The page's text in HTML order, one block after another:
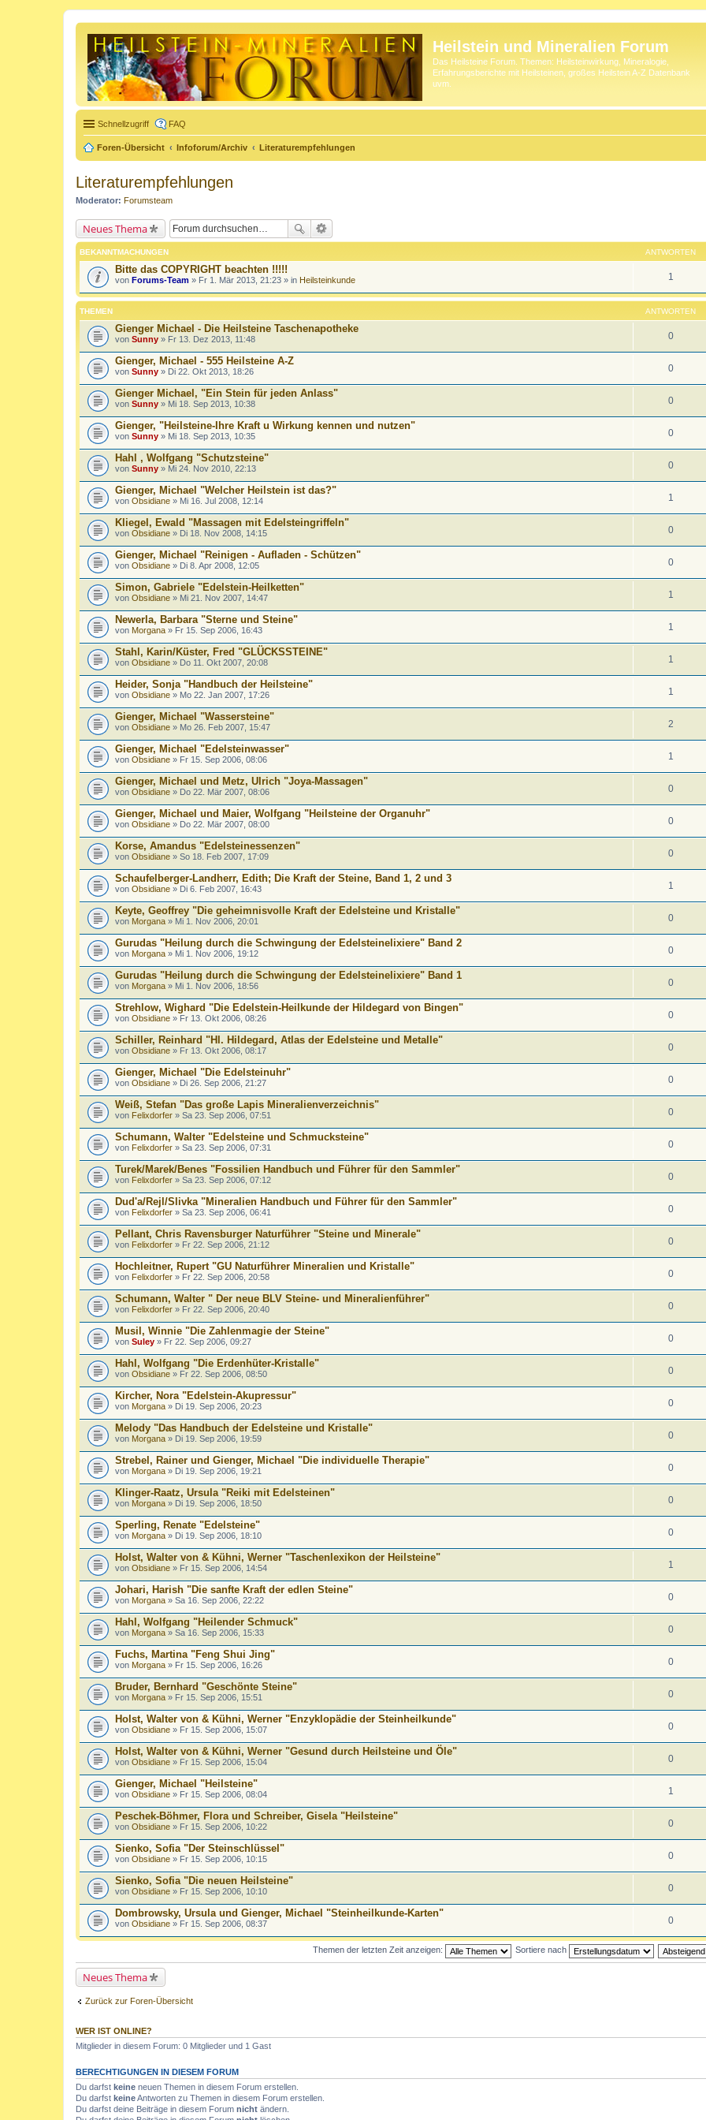
Heilstein und Mineralien Forum
Das Heilsteine Forum. Themen: Heilsteinwirkung, Mineralogie,
Erfahrungsberichte mit Heilsteinen, großes Heilstein A-Z Datenbank
uvm.
Schnellzugriff FAQ
Foren-Übersicht Infoforum/Archiv Literaturempfehlungen
Literaturempfehlungen
Moderator: Forumsteam
Neues Thema
BEKANNTMACHUNGEN ANTWORTEN
Bitte das COPYRIGHT beachten !!!!!
von Forums-Team » Fr 1. Mär 2013, 21:23 » in Heilsteinkunde 1
THEMEN ANTWORTEN
Gienger Michael - Die Heilsteine Taschenapotheke
von Sunny » Fr 13. Dez 2013, 11:48 0
Gienger, Michael - 555 Heilsteine A-Z
von Sunny » Di 22. Okt 2013, 18:26 0
Gienger Michael, "Ein Stein für jeden Anlass"
von Sunny » Mi 18. Sep 2013, 10:38 0
Gienger, "Heilsteine-Ihre Kraft u Wirkung kennen und nutzen"
von Sunny » Mi 18. Sep 2013, 10:35 0
Hahl , Wolfgang "Schutzsteine"
von Sunny » Mi 24. Nov 2010, 22:13 0
Gienger, Michael "Welcher Heilstein ist das?"
von Obsidiane » Mi 16. Jul 2008, 12:14 1
Kliegel, Ewald "Massagen mit Edelsteingriffeln"
von Obsidiane » Di 18. Nov 2008, 14:15 0
Gienger, Michael "Reinigen - Aufladen - Schützen"
von Obsidiane » Di 8. Apr 2008, 12:05 0
Simon, Gabriele "Edelstein-Heilketten"
von Obsidiane » Mi 21. Nov 2007, 14:47 1
Newerla, Barbara "Sterne und Steine"
von Morgana » Fr 15. Sep 2006, 16:43 1
Stahl, Karin/Küster, Fred "GLÜCKSSTEINE"
von Obsidiane » Do 11. Okt 2007, 20:08 1
Heider, Sonja "Handbuch der Heilsteine"
von Obsidiane » Mo 22. Jan 2007, 17:26 1
Gienger, Michael "Wassersteine"
von Obsidiane » Mo 26. Feb 2007, 15:47 2
Gienger, Michael "Edelsteinwasser"
von Obsidiane » Fr 15. Sep 2006, 08:06 1
Gienger, Michael und Metz, Ulrich "Joya-Massagen"
von Obsidiane » Do 22. Mär 2007, 08:06 0
Gienger, Michael und Maier, Wolfgang "Heilsteine der Organuhr"
von Obsidiane » Do 22. Mär 2007, 08:00 0
Korse, Amandus "Edelsteinessenzen"
von Obsidiane » So 18. Feb 2007, 17:09 0
Schaufelberger-Landherr, Edith; Die Kraft der Steine, Band 1, 2 und 3
von Obsidiane » Di 6. Feb 2007, 16:43 1
Keyte, Geoffrey "Die geheimnisvolle Kraft der Edelsteine und Kristalle"
von Morgana » Mi 1. Nov 2006, 20:01 0
Gurudas "Heilung durch die Schwingung der Edelsteinelixiere" Band 2
von Morgana » Mi 1. Nov 2006, 19:12 0
Gurudas "Heilung durch die Schwingung der Edelsteinelixiere" Band 1
von Morgana » Mi 1. Nov 2006, 18:56 0
Strehlow, Wighard "Die Edelstein-Heilkunde der Hildegard von Bingen"
von Obsidiane » Fr 13. Okt 2006, 08:26 0
Schiller, Reinhard "Hl. Hildegard, Atlas der Edelsteine und Metalle"
von Obsidiane » Fr 13. Okt 2006, 08:17 0
Gienger, Michael "Die Edelsteinuhr"
von Obsidiane » Di 26. Sep 2006, 21:27 0
Weiß, Stefan "Das große Lapis Mineralienverzeichnis"
von Felixdorfer » Sa 23. Sep 2006, 07:51 0
Schumann, Walter "Edelsteine und Schmucksteine"
von Felixdorfer » Sa 23. Sep 2006, 07:31 0
Turek/Marek/Benes "Fossilien Handbuch und Führer für den Sammler"
von Felixdorfer » Sa 23. Sep 2006, 07:12 0
Dud'a/Rejl/Slivka "Mineralien Handbuch und Führer für den Sammler"
von Felixdorfer » Sa 23. Sep 2006, 06:41 0
Pellant, Chris Ravensburger Naturführer "Steine und Minerale"
von Felixdorfer » Fr 22. Sep 2006, 21:12 0
Hochleitner, Rupert "GU Naturführer Mineralien und Kristalle"
von Felixdorfer » Fr 22. Sep 2006, 20:58 0
Schumann, Walter " Der neue BLV Steine- und Mineralienführer"
von Felixdorfer » Fr 22. Sep 2006, 20:40 0
Musil, Winnie "Die Zahlenmagie der Steine"
von Suley » Fr 22. Sep 2006, 09:27 0
Hahl, Wolfgang "Die Erdenhüter-Kristalle"
von Obsidiane » Fr 22. Sep 2006, 08:50 0
Kircher, Nora "Edelstein-Akupressur"
von Morgana » Di 19. Sep 2006, 20:23 0
Melody "Das Handbuch der Edelsteine und Kristalle"
von Morgana » Di 19. Sep 2006, 19:59 0
Strebel, Rainer und Gienger, Michael "Die individuelle Therapie"
von Morgana » Di 19. Sep 2006, 19:21 0
Klinger-Raatz, Ursula "Reiki mit Edelsteinen"
von Morgana » Di 19. Sep 2006, 18:50 0
Sperling, Renate "Edelsteine"
von Morgana » Di 19. Sep 2006, 18:10 0
Holst, Walter von & Kühni, Werner "Taschenlexikon der Heilsteine"
von Obsidiane » Fr 15. Sep 2006, 14:54 1
Johari, Harish "Die sanfte Kraft der edlen Steine"
von Morgana » Sa 16. Sep 2006, 22:22 0
Hahl, Wolfgang "Heilender Schmuck"
von Morgana » Sa 16. Sep 2006, 15:33 0
Fuchs, Martina "Feng Shui Jing"
von Morgana » Fr 15. Sep 2006, 16:26 0
Bruder, Bernhard "Geschönte Steine"
von Morgana » Fr 15. Sep 2006, 15:51 0
Holst, Walter von & Kühni, Werner "Enzyklopädie der Steinheilkunde"
von Obsidiane » Fr 15. Sep 2006, 15:07 0
Holst, Walter von & Kühni, Werner "Gesund durch Heilsteine und Öle"
von Obsidiane » Fr 15. Sep 2006, 15:04 0
Gienger, Michael "Heilsteine"
von Obsidiane » Fr 15. Sep 2006, 08:04 1
Peschek-Böhmer, Flora und Schreiber, Gisela "Heilsteine"
von Obsidiane » Fr 15. Sep 2006, 10:22 0
Sienko, Sofia "Der Steinschlüssel"
von Obsidiane » Fr 15. Sep 2006, 10:15 0
Sienko, Sofia "Die neuen Heilsteine"
von Obsidiane » Fr 15. Sep 2006, 10:10 0
Dombrowsky, Ursula und Gienger, Michael "Steinheilkunde-Karten"
von Obsidiane » Fr 15. Sep 2006, 08:37 0
Themen der letzten Zeit anzeigen: Sortiere nach
Neues Thema
Zurück zur Foren-Übersicht
WER IST ONLINE?
Mitglieder in diesem Forum: 0 Mitglieder und 1 Gast
BERECHTIGUNGEN IN DIESEM FORUM
Du darfst keine neuen Themen in diesem Forum erstellen.
Du darfst keineAntworten zu Themen in diesem Forum erstellen.
Du darfst deine Beiträge in diesem Forum nicht ändern.